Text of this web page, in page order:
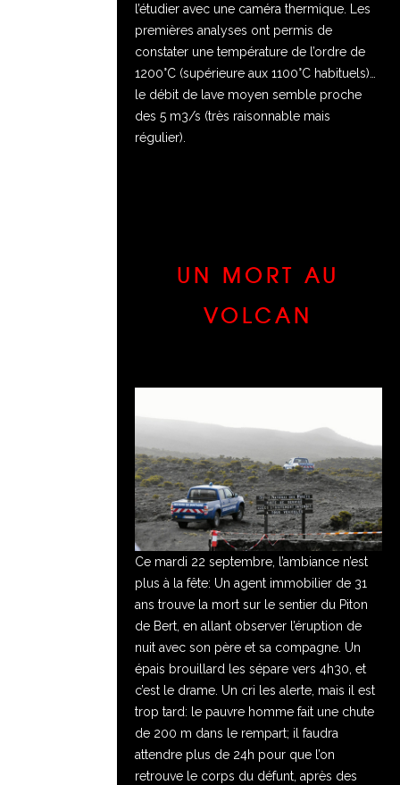
l’étudier avec une caméra thermique. Les
premières analyses ont permis de
constater une température de l’ordre de
1200°C (supérieure aux 1100°C habituels)…
le débit de lave moyen semble proche
des 5 m3/s (très raisonnable mais
régulier).
UN MORT AU
VOLCAN
Ce mardi 22 septembre, l’ambiance n’est
plus à la fête: Un agent immobilier de 31
ans trouve la mort sur le sentier du Piton
de Bert, en allant observer l’éruption de
nuit avec son père et sa compagne. Un
épais brouillard les sépare vers 4h30, et
c’est le drame. Un cri les alerte, mais il est
trop tard: le pauvre homme fait une chute
de 200 m dans le rempart; il faudra
attendre plus de 24h pour que l’on
retrouve le corps du défunt, après des